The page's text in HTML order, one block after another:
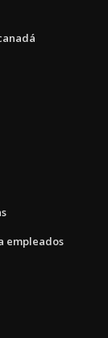
empleados